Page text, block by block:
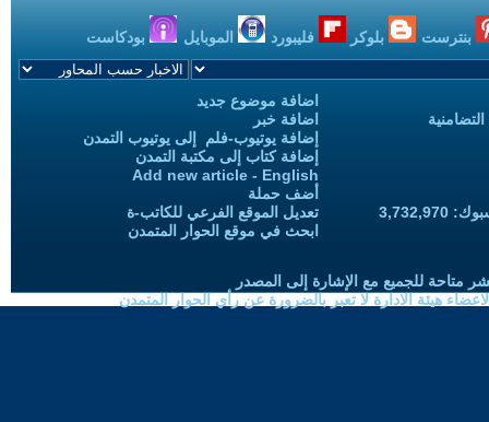
بنترست بلوكر فليبورد الموبايل بودكاست
اضافة موضوع جديد
اضافة خبر
إضافة يوتيوب-فلم إلى يوتيوب التمدن
إضافة كتاب إلى مكتبة التمدن
Add new article - English
أضف حملة
تعديل الموقع الفرعي للكاتب-ة
ابحث في موقع الحوار المتمدن
متاحة للجميع مع الإشارة إلى المصدر
هيئة الادارة لا تعبر بالضرورة عن رأي الحوار المتمدن